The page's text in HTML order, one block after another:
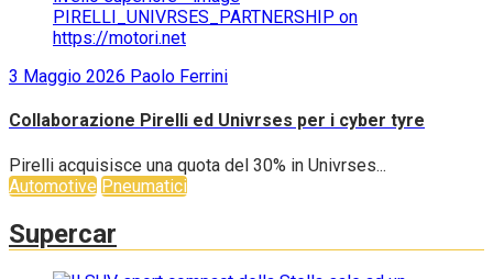
3 Maggio 2026 Paolo Ferrini
Collaborazione Pirelli ed Univrses per i cyber tyre
Pirelli acquisisce una quota del 30% in Univrses...
Automotive Pneumatici
Supercar